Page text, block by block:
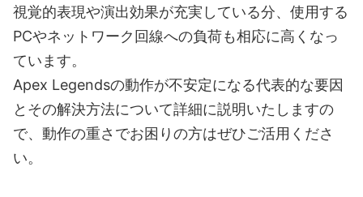
視覚的表現や演出効果が充実している分、使用する
PCやネットワーク回線への負荷も相応に高くなっ
ています。
Apex Legendsの動作が不安定になる代表的な要因
とその解決方法について詳細に説明いたしますの
で、動作の重さでお困りの方はぜひご活用くださ
い。